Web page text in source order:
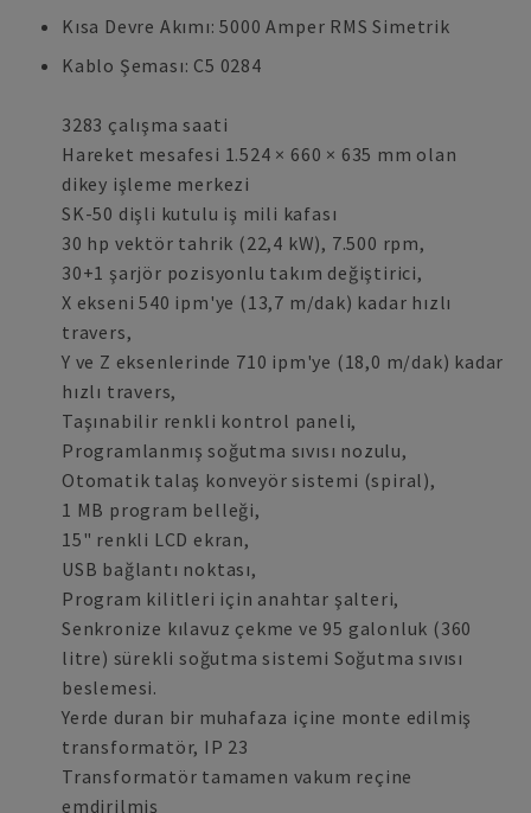
Kısa Devre Akımı: 5000 Amper RMS Simetrik
Kablo Şeması: C5 0284
3283 çalışma saati
Hareket mesafesi 1.524 × 660 × 635 mm olan
dikey işleme merkezi
SK-50 dişli kutulu iş mili kafası
30 hp vektör tahrik (22,4 kW), 7.500 rpm,
30+1 şarjör pozisyonlu takım değiştirici,
X ekseni 540 ipm'ye (13,7 m/dak) kadar hızlı
travers,
Y ve Z eksenlerinde 710 ipm'ye (18,0 m/dak) kadar
hızlı travers,
Taşınabilir renkli kontrol paneli,
Programlanmış soğutma sıvısı nozulu,
Otomatik talaş konveyör sistemi (spiral),
1 MB program belleği,
15" renkli LCD ekran,
USB bağlantı noktası,
Program kilitleri için anahtar şalteri,
Senkronize kılavuz çekme ve 95 galonluk (360
litre) sürekli soğutma sistemi Soğutma sıvısı
beslemesi.
Yerde duran bir muhafaza içine monte edilmiş
transformatör, IP 23
Transformatör tamamen vakum reçine
emdirilmiş